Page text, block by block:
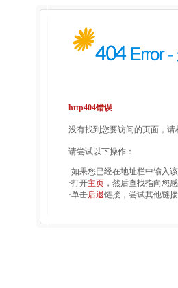
http404错误
没有找到您要访问的页面，
请尝试以下操作：
·如果您已经在地址栏中输入
·打开主页 ，然后查找指向您
·单击后退链接，尝试其他链